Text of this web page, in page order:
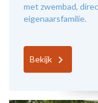
met zwembad,
eigenaarsfamilie.
Bekijk